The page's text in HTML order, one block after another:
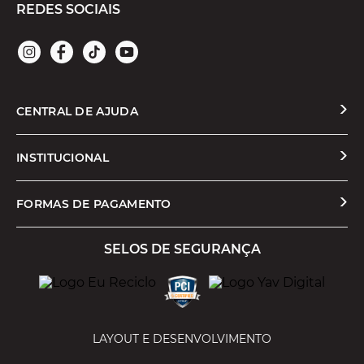
REDES SOCIAIS
CENTRAL DE AJUDA
Solicitar Troca ou Devolução
Formas de Pagamento
INSTITUCIONAL
Quem Somos
Política de Privacidade
FORMAS DE PAGAMENTO
SELOS DE SEGURANÇA
LAYOUT E DESENVOLVIMENTO